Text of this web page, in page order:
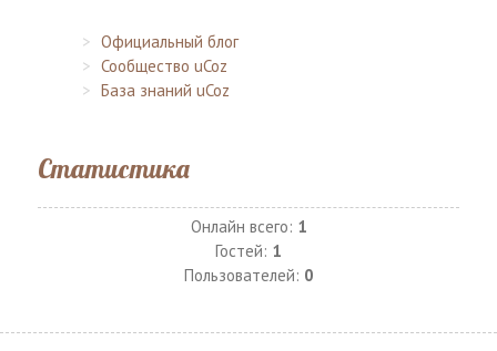
Официальный блог
Сообщество uCoz
База знаний uCoz
Статистика
Онлайн всего: 1
Гостей: 1
Пользователей: 0